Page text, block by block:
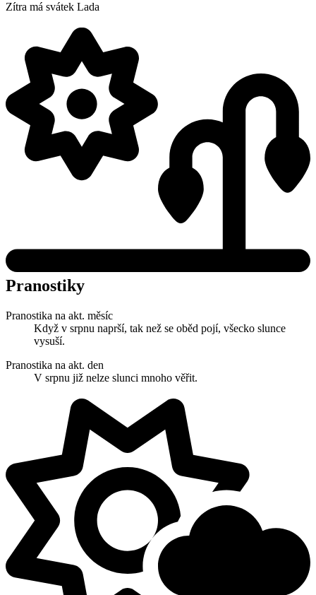
Zítra má svátek Lada
Pranostiky
Pranostika na akt. měsíc
Když v srpnu naprší, tak než se oběd pojí, všecko slunce
vysuší.
Pranostika na akt. den
V srpnu již nelze slunci mnoho věřit.